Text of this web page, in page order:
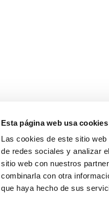
Esta página web usa cookies
Las cookies de este sitio
de redes sociales y analizar
sitio web con nuestros
combinarla con otra
que haya hecho de sus